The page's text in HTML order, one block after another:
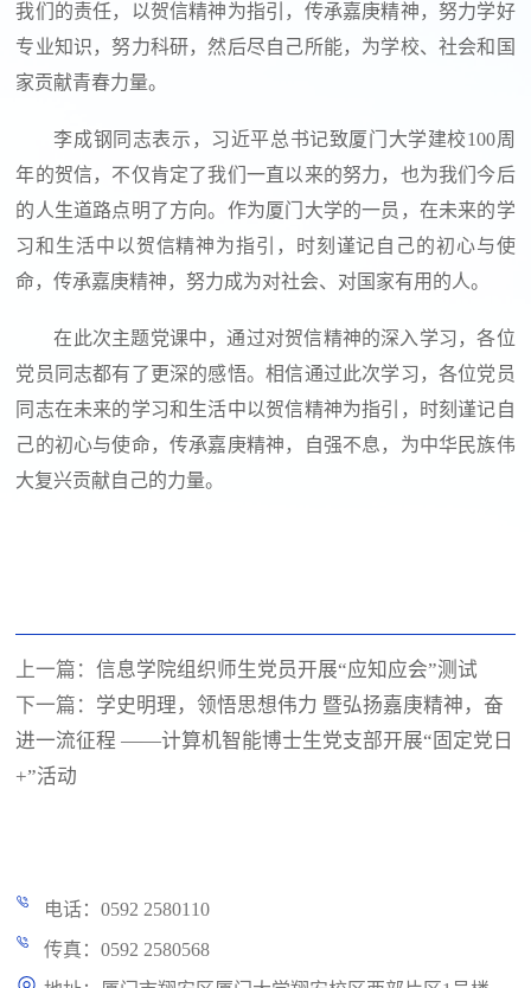
我们的责任，以贺信精神为指引，传承嘉庚精神，努力学好
专业知识，努力科研，然后尽自己所能，为学校、社会和国
家贡献青春力量。
李成钢同志表示，习近平总书记致厦门大学建校100周
年的贺信，不仅肯定了我们一直以来的努力，也为我们今后
的人生道路点明了方向。作为厦门大学的一员，在未来的学
习和生活中以贺信精神为指引，时刻谨记自己的初心与使
命，传承嘉庚精神，努力成为对社会、对国家有用的人。
在此次主题党课中，通过对贺信精神的深入学习，各位
党员同志都有了更深的感悟。相信通过此次学习，各位党员
同志在未来的学习和生活中以贺信精神为指引，时刻谨记自
己的初心与使命，传承嘉庚精神，自强不息，为中华民族伟
大复兴贡献自己的力量。
上一篇：信息学院组织师生党员开展“应知应会”测试
下一篇： 学史明理，领悟思想伟力 暨弘扬嘉庚精神，奋
进一流征程 ——计算机智能博士生党支部开展“固定党日
+”活动
电话：0592 2580110
传真：0592 2580568